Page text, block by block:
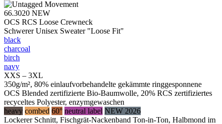
66.3020 NEW
OCS RCS Loose Crewneck
Schwerer Unisex Sweater "Loose Fit"
black
charcoal
birch
navy
XXS – 3XL
350g/m², 80% einlaufvorbehandelte gekämmte ringgesponnene
OCS Blended zertifizierte Bio-Baumwolle, 20% RCS zertifiziertes
recyceltes Polyester, enzymgewaschen
heavy combed 60° neutral label NEW 2026
Lockerer Schnitt, Fischgrät-Nackenband Ton-in-Ton, Halbmond im